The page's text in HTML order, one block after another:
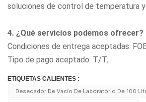
soluciones de control de temperatura y
4. ¿Qué servicios podemos ofrecer?
Condiciones de entrega aceptadas:
Tipo de pago aceptado: T/T;
ETIQUETAS CALIENTES :
Desecador De Vacío De Laboratorio De 100